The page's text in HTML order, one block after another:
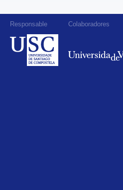
Responsable Colaboradores